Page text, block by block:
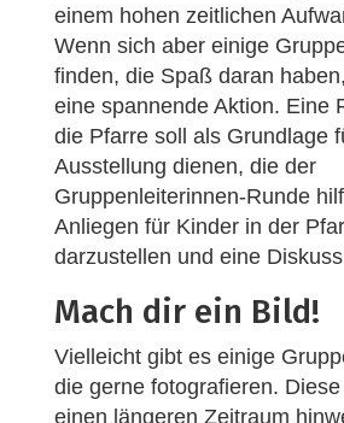
einem hohen zeitlichen
Wenn sich aber einige
finden, die Spaß daran
eine spannende Aktion. Eine
die Pfarre soll als Grundlage
Ausstellung dienen, die der
Gruppenleiterinnen-Runde
Anliegen für Kinder in der
darzustellen und eine
Mach dir ein Bild!
Vielleicht gibt es einige
die gerne fotografieren.
einen längeren Zeitraum